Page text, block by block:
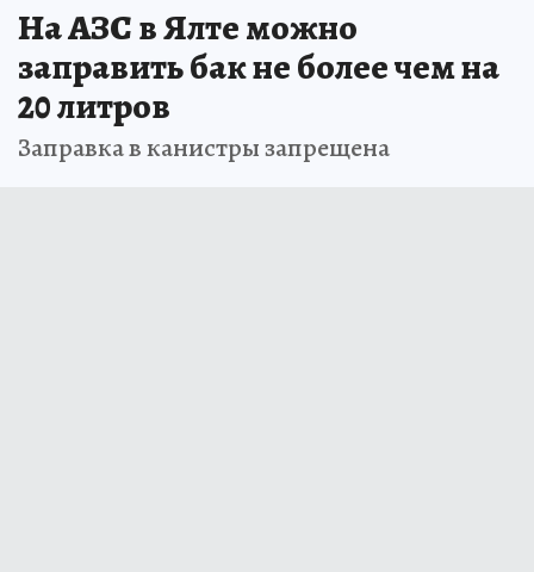
На АЗС в Ялте можно
заправить бак не более чем на
20 литров
Заправка в канистры запрещена